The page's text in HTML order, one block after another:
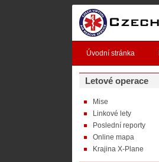
Úvodní stránka
Letové operace
Mise
Linkové lety
Poslední reporty
Online mapa
Krajina X-Plane